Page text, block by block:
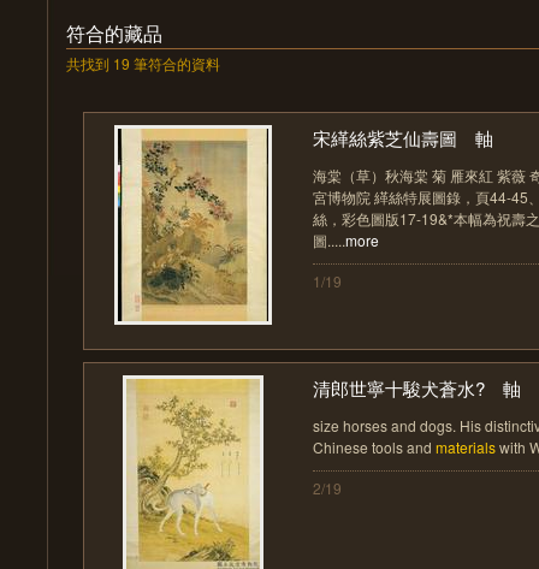
符合的藏品
共找到 19 筆符合的資料
宋緙絲紫芝仙壽圖 軸
海棠（草）秋海棠 菊 雁來紅 紫薇
宮博物院 緙絲特展圖錄，頁44-45
絲，彩色圖版17-19&*本幅為祝壽
圖.....more
1/19
清郎世寧十駿犬蒼水? 軸
size horses and dogs. His
Chinese tools and materialswith
2/19